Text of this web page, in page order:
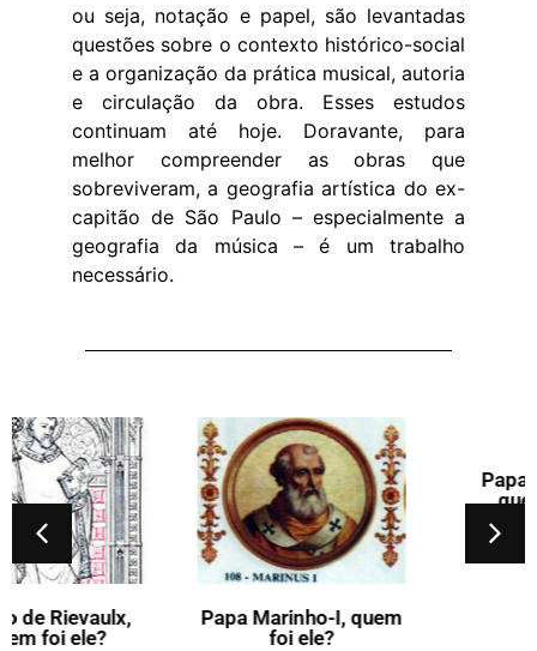
ou seja, notação e papel, são levantadas
questões sobre o contexto histórico-social
e a organização da prática musical, autoria
e circulação da obra. Esses estudos
continuam até hoje. Doravante, para
melhor compreender as obras que
sobreviveram, a geografia artística do ex-
capitão de São Paulo – especialmente a
geografia da música – é um trabalho
necessário.
Papa Marinho-I, quem
Papa Adriano-III,
quem foi ele?